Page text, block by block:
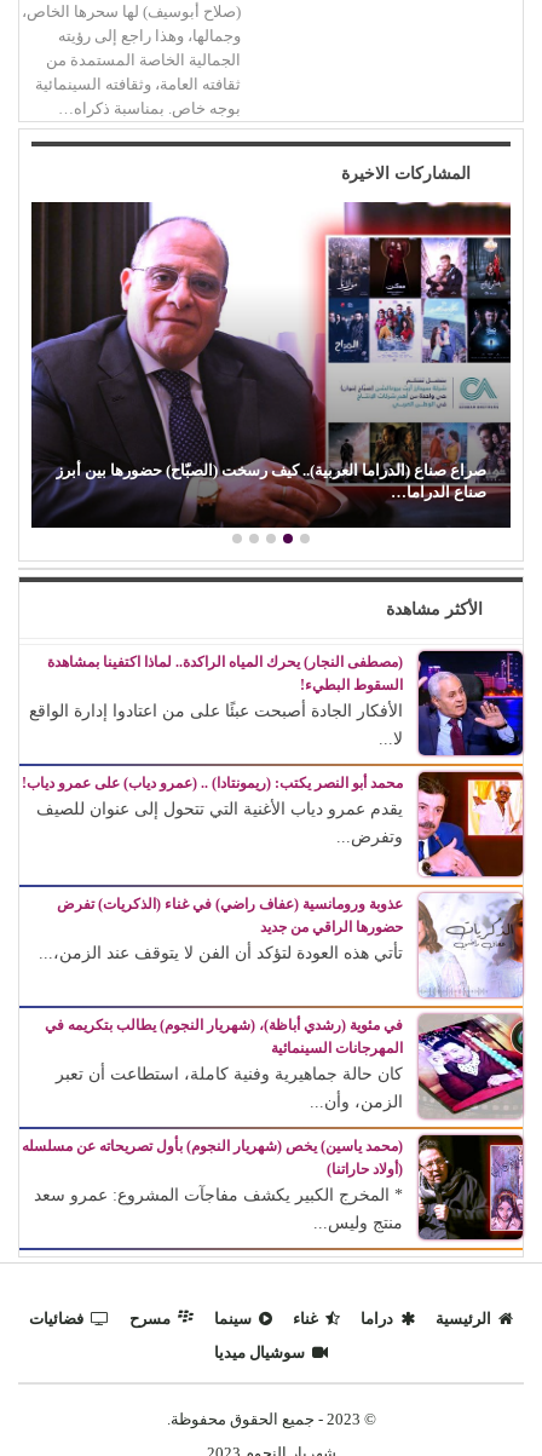
(صلاح أبوسيف) لها سحرها الخاص،
وجمالها، وهذا راجع إلى رؤيته
الجمالية الخاصة المستمدة من
ثقافته العامة، وثقافته السينمائية
بوجه خاص. بمناسبة ذكراه…
المشاركات الاخيرة
صراع صناع (الدراما العربية).. كيف رسخت (الصبّاح) حضورها بين أبرز
صناع الدراما…
الأكثر مشاهدة
(مصطفى النجار) يحرك المياه الراكدة.. لماذا اكتفينا بمشاهدة
السقوط البطيء!
الأفكار الجادة أصبحت عبئًا على من اعتادوا إدارة الواقع
لا...
محمد أبو النصر يكتب: (ريمونتادا) .. (عمرو دياب) على عمرو دياب!
يقدم عمرو دياب الأغنية التي تتحول إلى عنوان للصيف
وتفرض...
عذوبة ورومانسية (عفاف راضي) في غناء (الذكريات) تفرض
حضورها الراقي من جديد
تأتي هذه العودة لتؤكد أن الفن لا يتوقف عند الزمن،...
في مئوية (رشدي أباظة)، (شهريار النجوم) يطالب بتكريمه في
المهرجانات السينمائية
كان حالة جماهيرية وفنية كاملة، استطاعت أن تعبر
الزمن، وأن...
(محمد ياسين) يخص (شهريار النجوم) بأول تصريحاته عن مسلسله
(أولاد حاراتنا)
* المخرج الكبير يكشف مفاجآت المشروع: عمرو سعد
منتج وليس...
الرئيسية دراما غناء سينما مسرح
فضائيات
سوشيال ميديا
© 2023 - جميع الحقوق محفوظة.